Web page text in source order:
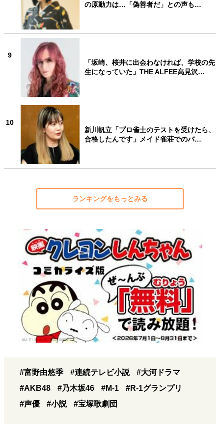
の原動力は…「偽善者だ」との声も…
9
「坂崎、桜井に出会わなければ、学校の先
生になっていた」THE ALFEE高見沢…
10
新川帆立「プロ雀士のテストを受けたら、
合格したんです」メイド雀荘でのバ…
ランキングをもっとみる
#富野由悠季 #連続テレビ小説
#大河ドラマ
#AKB48
#乃木坂46 #M-1
#R-1グランプリ
#声優
#小説 #宝塚歌劇団